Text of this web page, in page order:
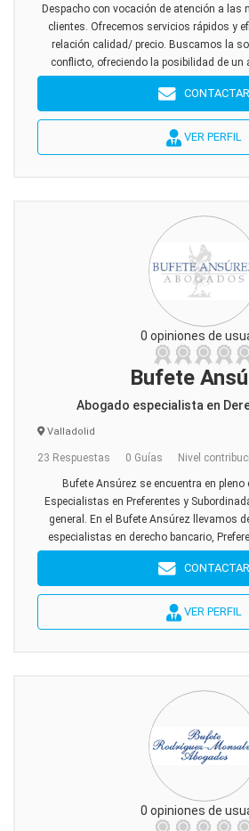
Despacho con vocación de atención a las
clientes. Ofrecemos servicios rápidos y
relación calidad/ precio. Buscamos la
conflicto, ofreciendo la posibilidad de un
CONTACTAR
VER PERFIL
0 opiniones de
Bufete
Abogado especialista en
Valladolid
23 Respuestas 0 Guías Nivel
Bufete Ansúrez se encuentra en
Especialistas en Preferentes y
general. En el Bufete Ansúrez llevamos
especialistas en derecho bancario,
CONTACTAR
VER PERFIL
0 opiniones de